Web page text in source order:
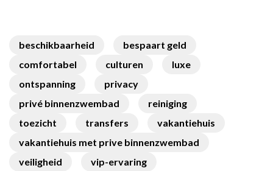
beschikbaarheid
bespaart geld
comfortabel
culturen
luxe
ontspanning
privacy
privé binnenzwembad
reiniging
toezicht
transfers
vakantiehuis
vakantiehuis met prive binnenzwembad
veiligheid
vip-ervaring